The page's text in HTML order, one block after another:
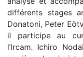
différents stages
Donatoni, Peter
il participe au
l’Ircam. Ichiro